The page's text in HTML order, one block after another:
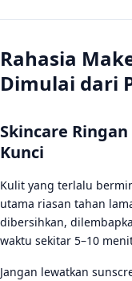
Rahasia
Dimulai dari
Skincare
Kunci
Kulit yang terlalu
utama riasan tahan
dibersihkan,
waktu sekitar 5–10
Jangan lewatkan